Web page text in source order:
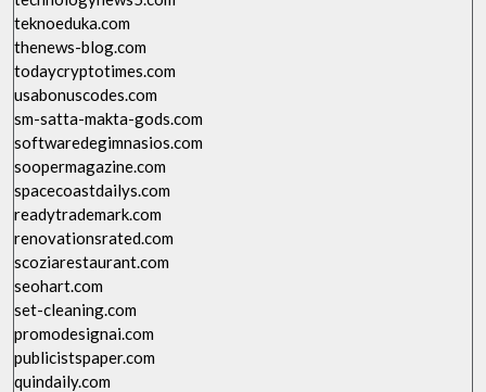
teknoeduka.com
thenews-blog.com
todaycryptotimes.com
usabonuscodes.com
sm-satta-makta-gods.com
softwaredegimnasios.com
soopermagazine.com
spacecoastdailys.com
readytrademark.com
renovationsrated.com
scoziarestaurant.com
seohart.com
set-cleaning.com
promodesignai.com
publicistspaper.com
quindaily.com